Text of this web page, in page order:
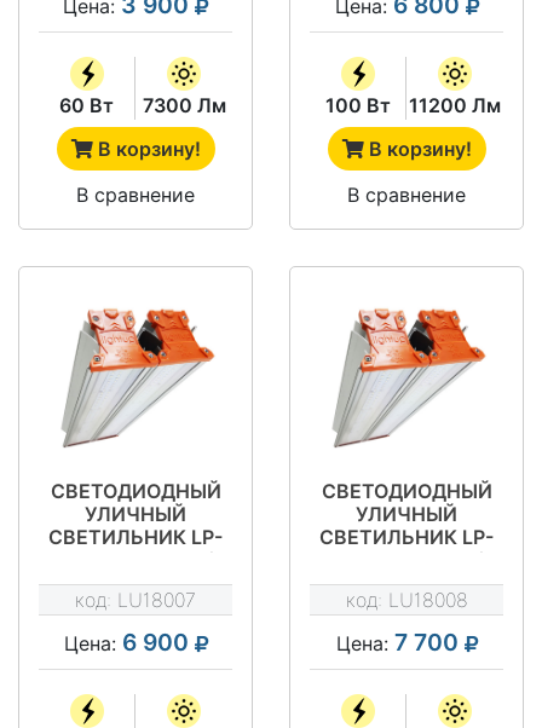
Цена:
60 Вт
7300 Лм
В корзину!
В сравнение
Цена:
100 Вт
11200 Лм
В корзину!
В сравнение
СВЕТОДИОДНЫЙ
УЛИЧНЫЙ
СВЕТИЛЬНИК LP-
STREET 100М2/
Д120
код: LU18007
Цена: 6 900
СВЕТОДИОДНЫЙ
УЛИЧНЫЙ
СВЕТИЛЬНИК LP-
STREET 120М2/
Д120
код: LU18008
Цена: 7 700